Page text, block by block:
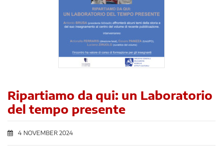
Ripartiamo da qui: un Laboratorio
del tempo presente
4 NOVEMBER 2024